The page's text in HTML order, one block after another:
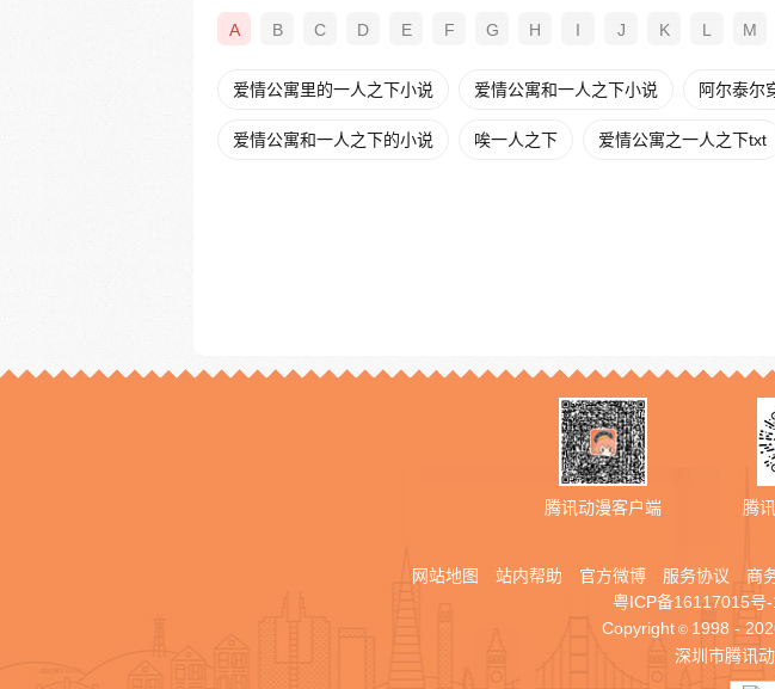
A B C D E F G H I J K L M
爱情公寓里的一人之下小说 爱情公寓和一人之下小说 阿尔泰尔
爱情公寓和一人之下的小说 唉一人之下 爱情公寓之一人之下txt
腾讯动漫客户端
腾
网站地图 站内帮助 官方微博 服务协议 商
粤ICP备16117015号-
Copyright © 1998 -
深圳市腾讯